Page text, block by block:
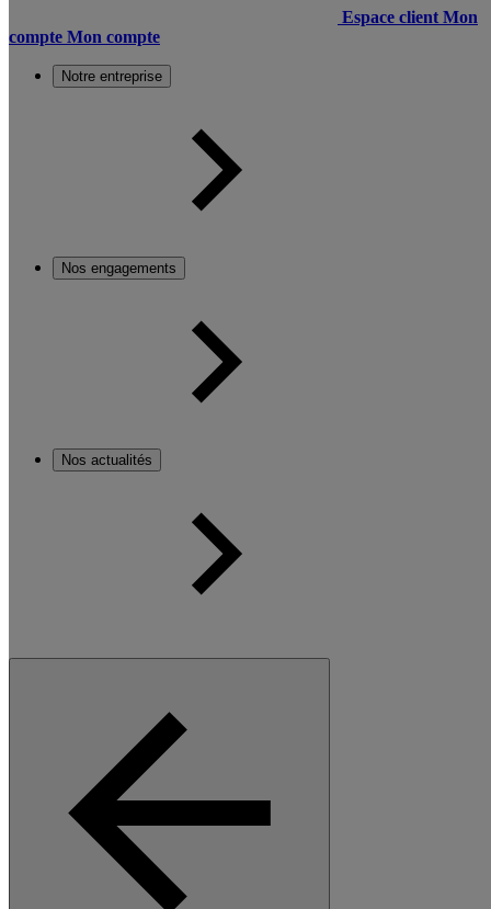
Espace client Mon
compte Mon compte
Notre entreprise
Nos engagements
Nos actualités